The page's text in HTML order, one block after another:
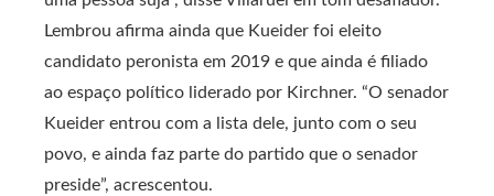
Lembrou afirma ainda que Kueider foi eleito
candidato peronista em 2019 e que ainda é filiado
ao espaço político liderado por Kirchner. “O senador
Kueider entrou com a lista dele, junto com o seu
povo, e ainda faz parte do partido que o senador
preside”, acrescentou.